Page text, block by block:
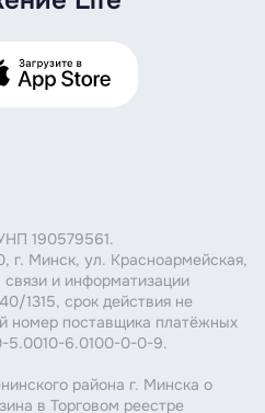
190579561.
г. Минск, ул. Красноармейская,
и информатизации
1315, срок действия не
номер поставщика платёжных
5.0010-6.0100-0-0-9.
района г. Минска о
в Торговом реестре